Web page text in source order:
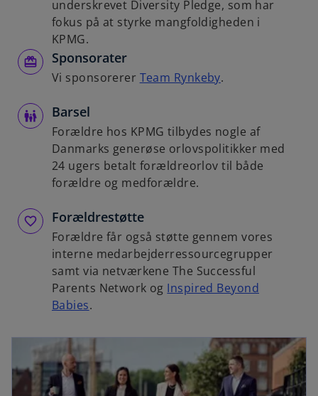
underskrevet Diversity Pledge, som har
fokus på at styrke mangfoldigheden i
KPMG.
Sponsorater
Vi sponsorerer Team Rynkeby.
Barsel
Forældre hos KPMG tilbydes nogle af
Danmarks generøse orlovspolitikker med
24 ugers betalt forældreorlov til både
forældre og medforældre.
Forældrestøtte
Forældre får også støtte gennem vores
interne medarbejderressourcegrupper
samt via netværkene The Successful
Parents Network og Inspired Beyond
Babies.